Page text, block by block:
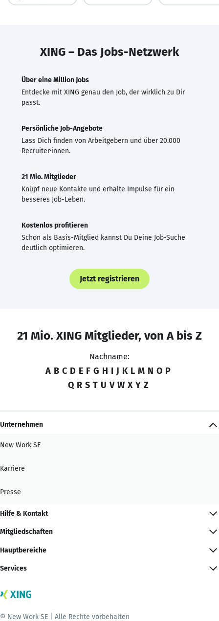
XING – Das Jobs-Netzwerk
Über eine Million Jobs
Entdecke mit XING genau den Job, der wirklich zu Dir
passt.
Persönliche Job-Angebote
Lass Dich finden von Arbeitgebern und über 20.000
Recruiter·innen.
21 Mio. Mitglieder
Knüpf neue Kontakte und erhalte Impulse für ein
besseres Job-Leben.
Kostenlos profitieren
Schon als Basis-Mitglied kannst Du Deine Job-Suche
deutlich optimieren.
Jetzt registrieren
21 Mio. XING Mitglieder, von A bis Z
Nachname:
A B C D E F G H I J K L M N O P
Q R S T U V W X Y Z
Unternehmen
New Work SE
Karriere
Presse
Hilfe & Kontakt
Mitgliedschaften
Hauptbereiche
Services
© New Work SE | Alle Rechte vorbehalten